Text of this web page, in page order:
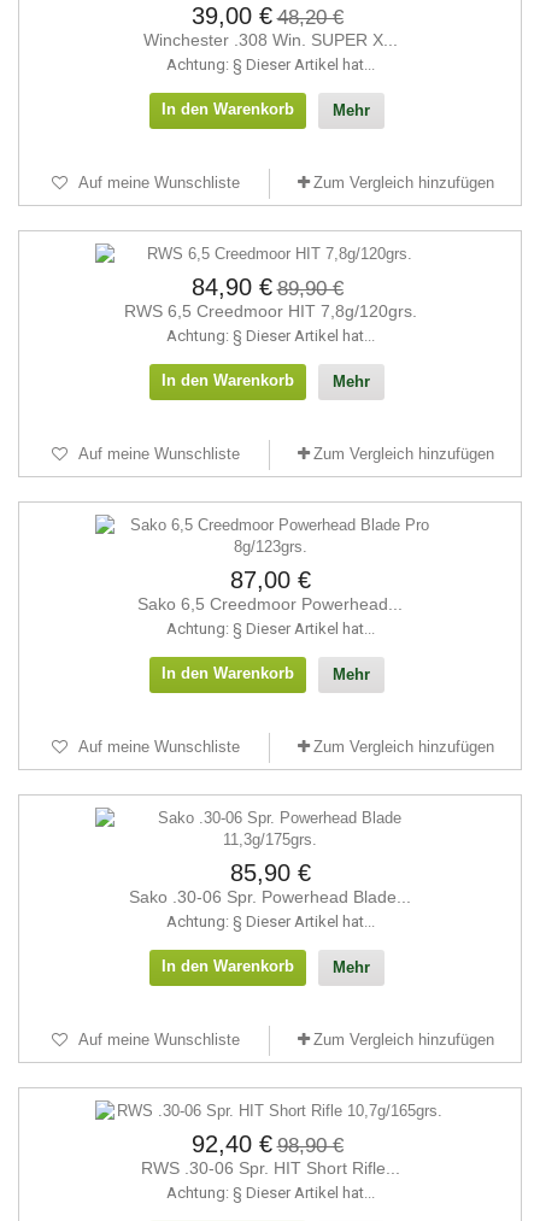
39,00 € 48,20 €
Winchester .308 Win. SUPER X...
Achtung: § Dieser Artikel hat...
In den Warenkorb Mehr
Auf meine Wunschliste Zum Vergleich hinzufügen
84,90 € 89,90 €
RWS 6,5 Creedmoor HIT 7,8g/120grs.
Achtung: § Dieser Artikel hat...
In den Warenkorb Mehr
Auf meine Wunschliste Zum Vergleich hinzufügen
87,00 €
Sako 6,5 Creedmoor Powerhead...
Achtung: § Dieser Artikel hat...
In den Warenkorb Mehr
Auf meine Wunschliste Zum Vergleich hinzufügen
85,90 €
Sako .30-06 Spr. Powerhead Blade...
Achtung: § Dieser Artikel hat...
In den Warenkorb Mehr
Auf meine Wunschliste Zum Vergleich hinzufügen
92,40 € 98,90 €
RWS .30-06 Spr. HIT Short Rifle...
Achtung: § Dieser Artikel hat...